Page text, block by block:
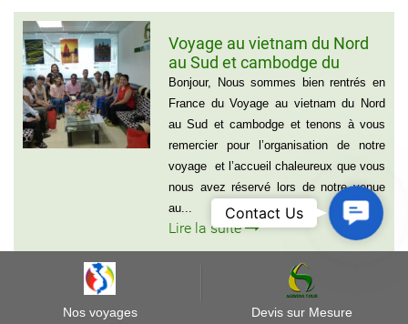
Voyage au vietnam du Nord
au Sud et cambodge du
groupe de Emilie CHAU – 6
personnes (21 jours)
Bonjour, Nous sommes bien rentrés en
France du Voyage au vietnam du Nord
au Sud et cambodge et tenons à vous
remercier pour l’organisation de notre
voyage et l’accueil chaleureux que vous
nous avez réservé lors de notre venue
au...
Lire la suite
Programme du voyage de mr
Nos voyages Devis sur Mesure
Contact
Us
Contact Us